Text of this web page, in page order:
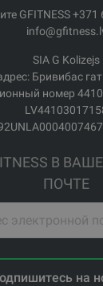
GFITNESS +371
SIA G Kolizejs
Бривибас
номер
В
ПОЧТЕ
на